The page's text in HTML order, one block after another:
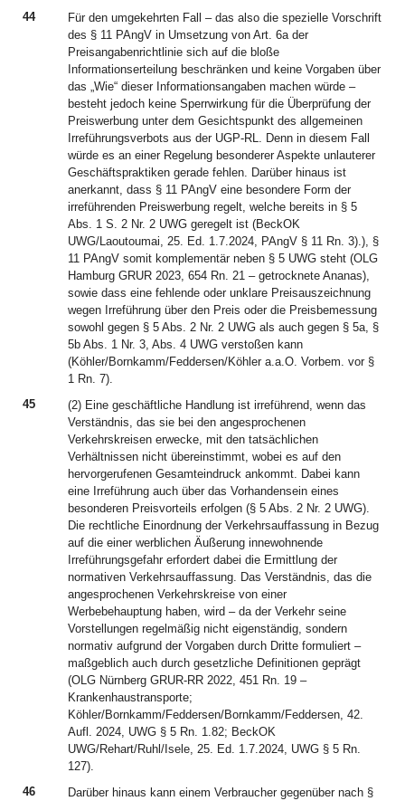
44
Für den umgekehrten Fall – das also die spezielle Vorschrift
des § 11 PAngV in Umsetzung von Art. 6a der
Preisangabenrichtlinie sich auf die bloße
Informationserteilung beschränken und keine Vorgaben über
das „Wie“ dieser Informationsangaben machen würde –
besteht jedoch keine Sperrwirkung für die Überprüfung der
Preiswerbung unter dem Gesichtspunkt des allgemeinen
Irreführungsverbots aus der UGP-RL. Denn in diesem Fall
würde es an einer Regelung besonderer Aspekte unlauterer
Geschäftspraktiken gerade fehlen. Darüber hinaus ist
anerkannt, dass § 11 PAngV eine besondere Form der
irreführenden Preiswerbung regelt, welche bereits in § 5
Abs. 1 S. 2 Nr. 2 UWG geregelt ist (BeckOK
UWG/Laoutoumai, 25. Ed. 1.7.2024, PAngV § 11 Rn. 3).), §
11 PAngV somit komplementär neben § 5 UWG steht (OLG
Hamburg GRUR 2023, 654 Rn. 21 – getrocknete Ananas),
sowie dass eine fehlende oder unklare Preisauszeichnung
wegen Irreführung über den Preis oder die Preisbemessung
sowohl gegen § 5 Abs. 2 Nr. 2 UWG als auch gegen § 5a, §
5b Abs. 1 Nr. 3, Abs. 4 UWG verstoßen kann
(Köhler/Bornkamm/Feddersen/Köhler a.a.O. Vorbem. vor §
1 Rn. 7).
45
(2) Eine geschäftliche Handlung ist irreführend, wenn das
Verständnis, das sie bei den angesprochenen
Verkehrskreisen erwecke, mit den tatsächlichen
Verhältnissen nicht übereinstimmt, wobei es auf den
hervorgerufenen Gesamteindruck ankommt. Dabei kann
eine Irreführung auch über das Vorhandensein eines
besonderen Preisvorteils erfolgen (§ 5 Abs. 2 Nr. 2 UWG).
Die rechtliche Einordnung der Verkehrsauffassung in Bezug
auf die einer werblichen Äußerung innewohnende
Irreführungsgefahr erfordert dabei die Ermittlung der
normativen Verkehrsauffassung. Das Verständnis, das die
angesprochenen Verkehrskreise von einer
Werbebehauptung haben, wird – da der Verkehr seine
Vorstellungen regelmäßig nicht eigenständig, sondern
normativ aufgrund der Vorgaben durch Dritte formuliert –
maßgeblich auch durch gesetzliche Definitionen geprägt
(OLG Nürnberg GRUR-RR 2022, 451 Rn. 19 –
Krankenhaustransporte;
Köhler/Bornkamm/Feddersen/Bornkamm/Feddersen, 42.
Aufl. 2024, UWG § 5 Rn. 1.82; BeckOK
UWG/Rehart/Ruhl/Isele, 25. Ed. 1.7.2024, UWG § 5 Rn.
127).
46
Darüber hinaus kann einem Verbraucher gegenüber nach §